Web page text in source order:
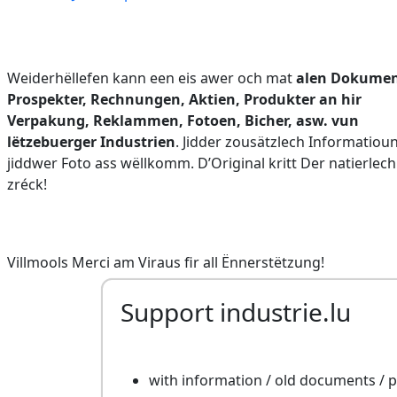
Weiderhëllefen kann een eis awer och matalen
Prospekter, Rechnungen, Aktien, Produkter an hir
Verpakung, Reklammen, Fotoen, Bicher, asw. vun
lëtzebuerger Industrien. Jidder zousätzlech
jiddwer Foto ass wëllkomm. D’Original kritt Der natierlech
zréck!
Villmools Merci am Viraus fir all Ënnerstëtzung!
Support industrie.lu
with information / old documents /